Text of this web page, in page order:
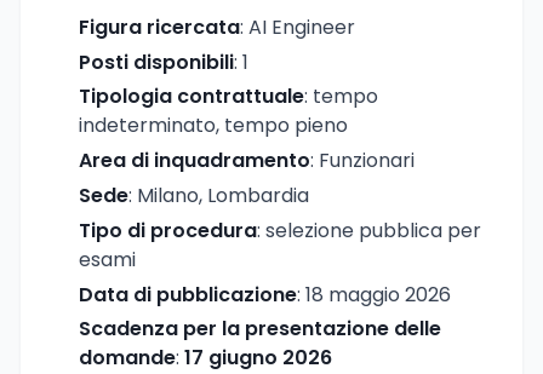
Figura ricercata: AI Engineer
Posti disponibili: 1
Tipologia contrattuale: tempo
indeterminato, tempo pieno
Area di inquadramento: Funzionari
Sede: Milano, Lombardia
Tipo di procedura: selezione pubblica per
esami
Data di pubblicazione: 18 maggio 2026
Scadenza per la presentazione delle
domande: 17 giugno 2026